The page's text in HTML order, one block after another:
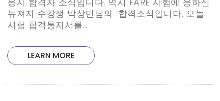
뉴져지 수강생 박상민님의 합격소식입니다. 오늘
시험 합격통지서를…
LEARN MORE